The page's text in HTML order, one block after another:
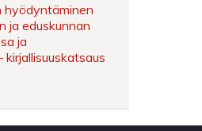
hyödyntäminen
ja eduskunnan
ja
kirjallisuuskatsaus